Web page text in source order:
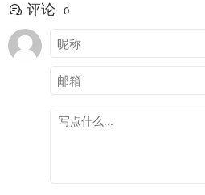
评论 0